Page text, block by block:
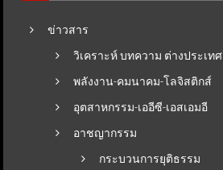
ข่าวสาร
วิเคราะห์ บทความ ต่างประเทศ
พลังงาน-คมนาคม-โลจิสติกส์
อุตสาหกรรม-เออีซี-เอสเอมอี
อาชญากรรม
กระบวนการยุติธรรม